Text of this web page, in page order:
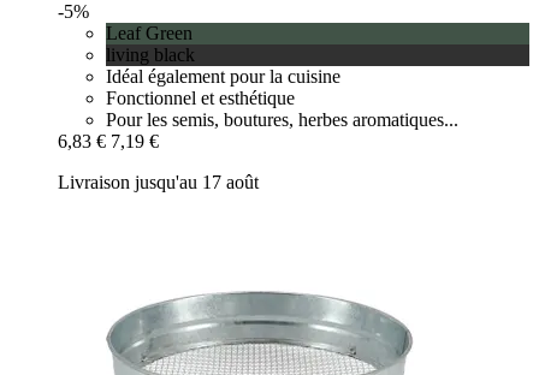
-5%
Leaf Green
living black
Idéal également pour la cuisine
Fonctionnel et esthétique
Pour les semis, boutures, herbes aromatiques...
6,83 € 7,19 €
Livraison jusqu'au 17 août